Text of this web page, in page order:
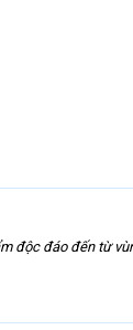
độc đáo đến từ